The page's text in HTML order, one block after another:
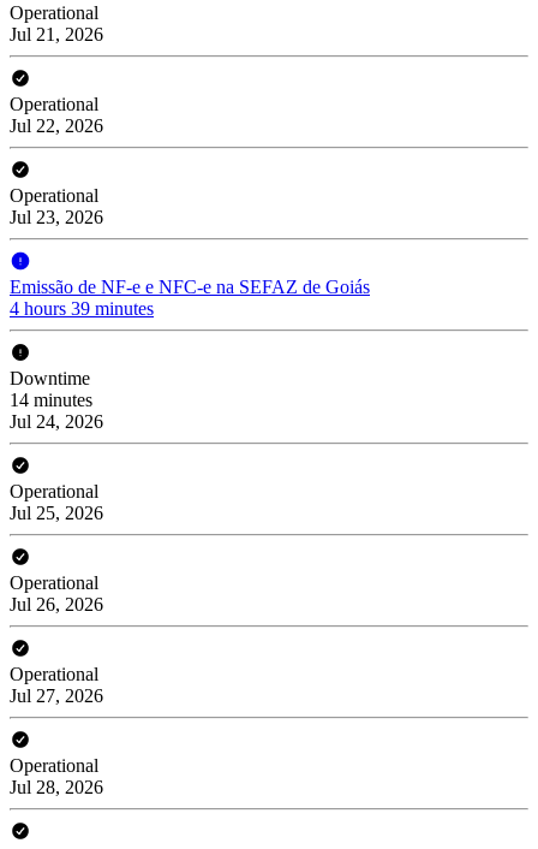
Operational
Jul 21, 2026
Operational
Jul 22, 2026
Operational
Jul 23, 2026
Emissão de NF-e e NFC-e na SEFAZ de Goiás
4 hours 39 minutes
Downtime
14 minutes
Jul 24, 2026
Operational
Jul 25, 2026
Operational
Jul 26, 2026
Operational
Jul 27, 2026
Operational
Jul 28, 2026